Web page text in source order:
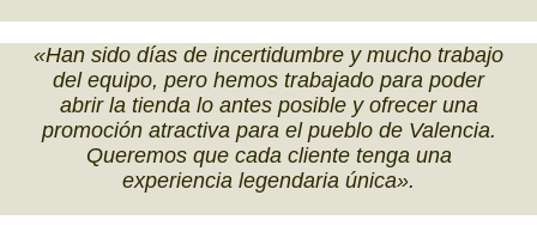
«Han sido días de incertidumbre y mucho trabajo
del equipo, pero hemos trabajado para poder
abrir la tienda lo antes posible y ofrecer una
promoción atractiva para el pueblo de Valencia.
Queremos que cada cliente tenga una
experiencia legendaria única».